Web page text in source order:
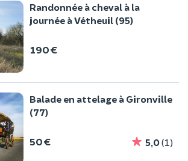
Randonnée à cheval à la
journée à Vétheuil (95)
190 €
Balade en attelage à Gironville
(77)
50 € 5,0(1)